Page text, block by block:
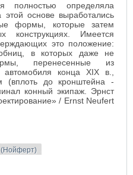
полностью определяла
этой основе выработались
формы, которые затем
конструкциях. Имеется
это положение:
в которых даже не
перенесенные из
автомобиля конца XIX в.,
(вплоть до кронштейна -
конный экипаж. Эрнст
/ Ernst Neufert
(Нойферт)